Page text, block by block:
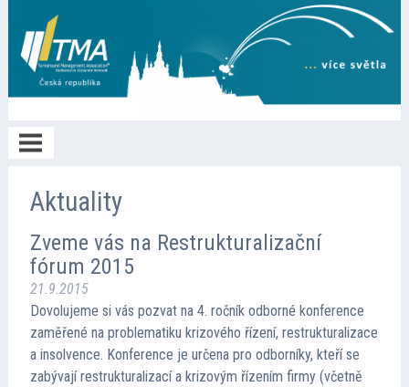
Home
O TMA
Členství
Spolupráce
Aktuality
Zveme vás na Restrukturalizační
fórum 2015
21.9.2015
Dovolujeme si vás pozvat na 4. ročník odborné konference
zaměřené na problematiku krizového řízení, restrukturalizace
a insolvence. Konference je určena pro odborníky, kteří se
zabývají restrukturalizací a krizovým řízením firmy (včetně